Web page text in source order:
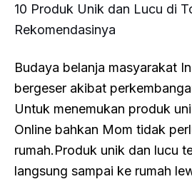
10 Produk Unik dan Lucu di
Rekomendasinya
Budaya belanja masyarakat
bergeser akibat
Untuk menemukan produk
Online bahkan Mom tidak
rumah.Produk unik dan lucu
langsung sampai ke rumah